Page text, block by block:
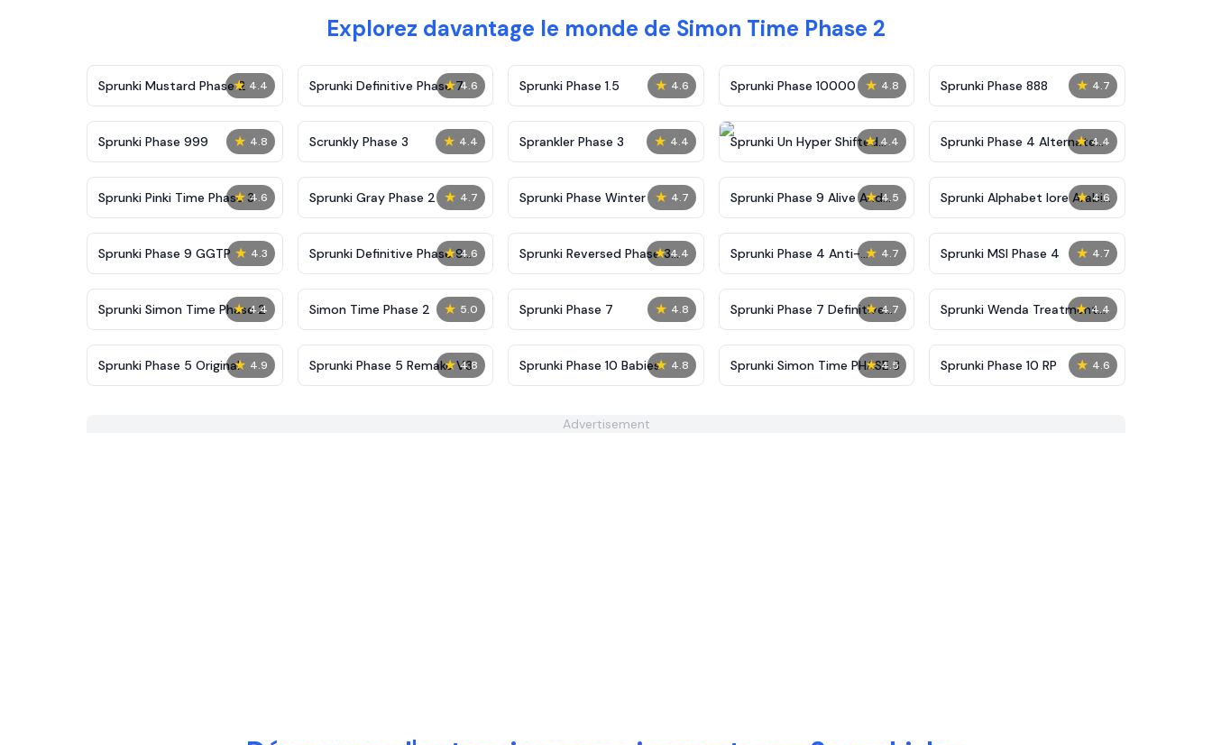
Explorez davantage le monde de Simon Time Phase 2
★ 4.4
Sprunki Mustard Phase 2 ★ 4.6
Sprunki Definitive Phase 7 ★ 4.6
Sprunki Phase 1.5 ★ 4.8
Sprunki Phase 10000 ★ 4.7
Sprunki Phase 888
★ 4.8
Sprunki Phase 999 ★ 4.4
Scrunkly Phase 3 ★ 4.4
Sprankler Phase 3 ★ 4.4
Sprunki Un Hyper Shifted
Phase 4
★ 4.4
Sprunki Phase 4 Alternate
Edition
★ 4.6
Sprunki Pinki Time Phase 3 ★ 4.7
Sprunki Gray Phase 2 ★ 4.7
Sprunki Phase Winter ★ 4.5
Sprunki Phase 9 Alive And
Malediction
★ 4.6
Sprunki Alphabet lore Arabic
Phase 3
★ 4.3
Sprunki Phase 9 GGTP ★ 4.6
Sprunki Definitive Phase 9
New
★ 4.4
Sprunki Reversed Phase 3
Definitive
★ 4.7
Sprunki Phase 4 Anti-
Shifted
★ 4.7
Sprunki MSI Phase 4
★ 4.4
Sprunki Simon Time Phase 2 ★ 5.0
Simon Time Phase 2 ★ 4.8
Sprunki Phase 7 ★ 4.7
Sprunki Phase 7 Definitive
(Fanmade)
★ 4.4
Sprunki Wenda Treatment
Phase 40
★ 4.9
Sprunki Phase 5 Original ★ 4.8
Sprunki Phase 5 Remake V3 ★ 4.8
Sprunki Phase 10 Babies ★ 4.5
Sprunki Simon Time PHASE 3 ★ 4.6
Sprunki Phase 10 RP
Advertisement